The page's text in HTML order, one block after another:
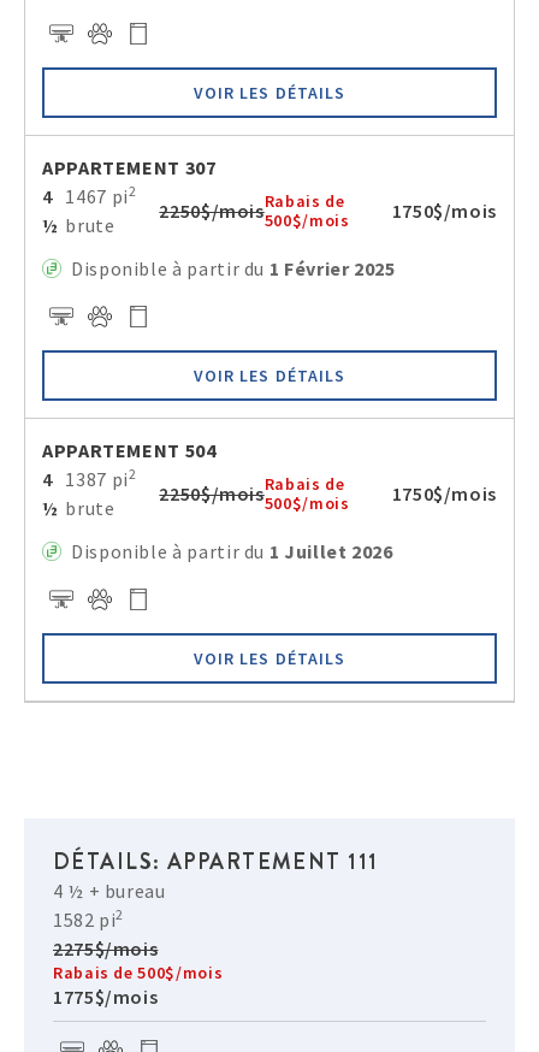
VOIR LES DÉTAILS
APPARTEMENT 307
4
½
1467 pi2
brute
2250$/moisRabais de
500$/mois
1750$/mois
Disponible à partir du 1 Février 2025
VOIR LES DÉTAILS
APPARTEMENT 504
4
½
1387 pi2
brute
2250$/moisRabais de
500$/mois
1750$/mois
Disponible à partir du 1 Juillet 2026
VOIR LES DÉTAILS
DÉTAILS: APPARTEMENT 111
4 ½ + bureau
1582 pi2
2275$/mois
Rabais de 500$/mois
1775$/mois